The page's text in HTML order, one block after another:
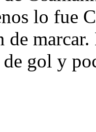
lo fue
de
de gol y